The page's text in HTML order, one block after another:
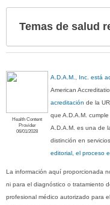
Temas de salud
Health Content
Provider
06/01/2028
A.D.A.M., Inc. está
American
acreditación de la
que A.D.A.M.
A.D.A.M. es una de
distinción en
editorial, el proceso
La información aquí proporcionada
ni para el diagnóstico o tratamiento
profesional médico autorizado para